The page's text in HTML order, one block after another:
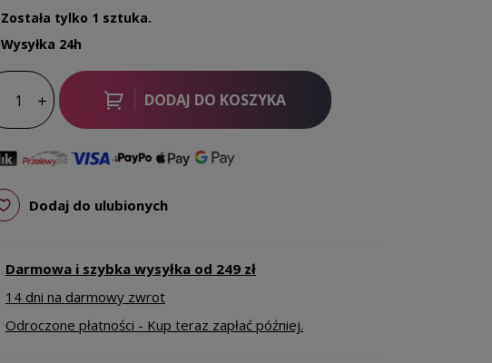
Została tylko 1 sztuka.
Wysyłka 24h
DODAJ DO KOSZYKA
Dodaj do ulubionych
Darmowa i szybka wysyłka od 249 zł
14 dni na darmowy zwrot
Odroczone płatności - Kup teraz zapłać później.